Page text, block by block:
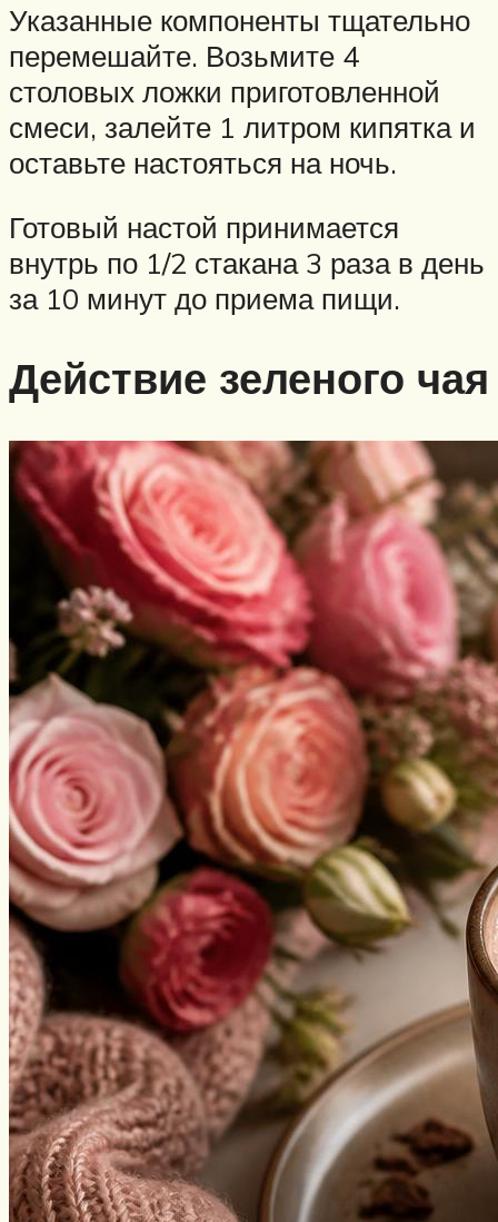
Указанные компоненты тщательно
перемешайте. Возьмите 4
столовых ложки приготовленной
смеси, залейте 1 литром кипятка и
оставьте настояться на ночь.
Готовый настой принимается
внутрь по 1/2 стакана 3 раза в день
за 10 минут до приема пищи.
Действие зеленого чая